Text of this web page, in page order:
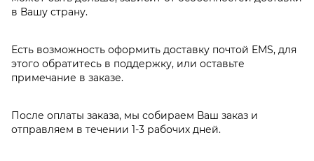
в Вашу страну.
Есть возможность оформить доставку почтой EMS, для
этого обратитесь в поддержку, или оставьте
примечание в заказе.
После оплаты заказа, мы собираем Ваш заказ и
отправляем в течении 1-3 рабочих дней.